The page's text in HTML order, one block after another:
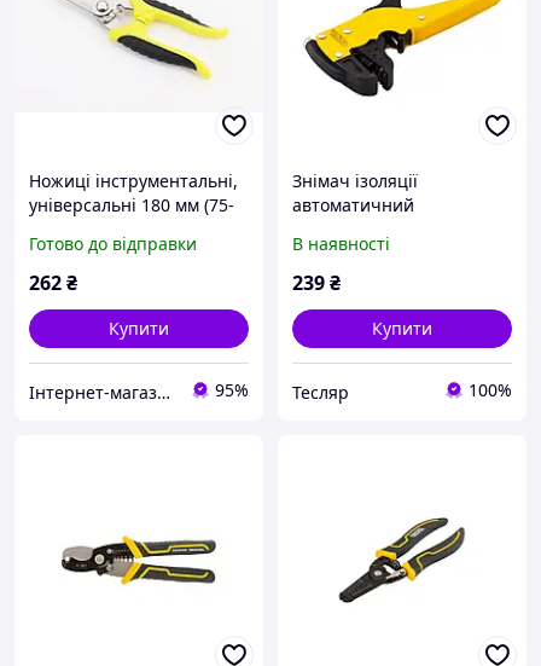
Ножиці інструментальні,
універсальні 180 мм (75-
Готово до відправки
262₴
Купити
Інтернет-магазин "Бензозапчастини" 95%
Знімач ізоляції
автоматичний
В наявності
239₴
Купити
Тесляр 100%